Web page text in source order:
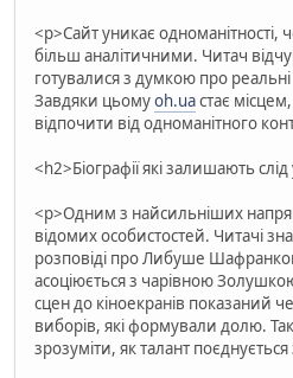
<p>Сайт уникає одноманітності,
більш аналітичними. Читач
готувалися з думкою про реальні
Завдяки цьомуoh.uaстає
відпочити від одноманітного
<h2>Біографії які залишають
<p>Одним з найсильніших
відомих особистостей. Читачі
розповіді про Либуше
асоціюється з чарівною
сцен до кіноекранів показаний
виборів, які формували долю.
зрозуміти, як талант